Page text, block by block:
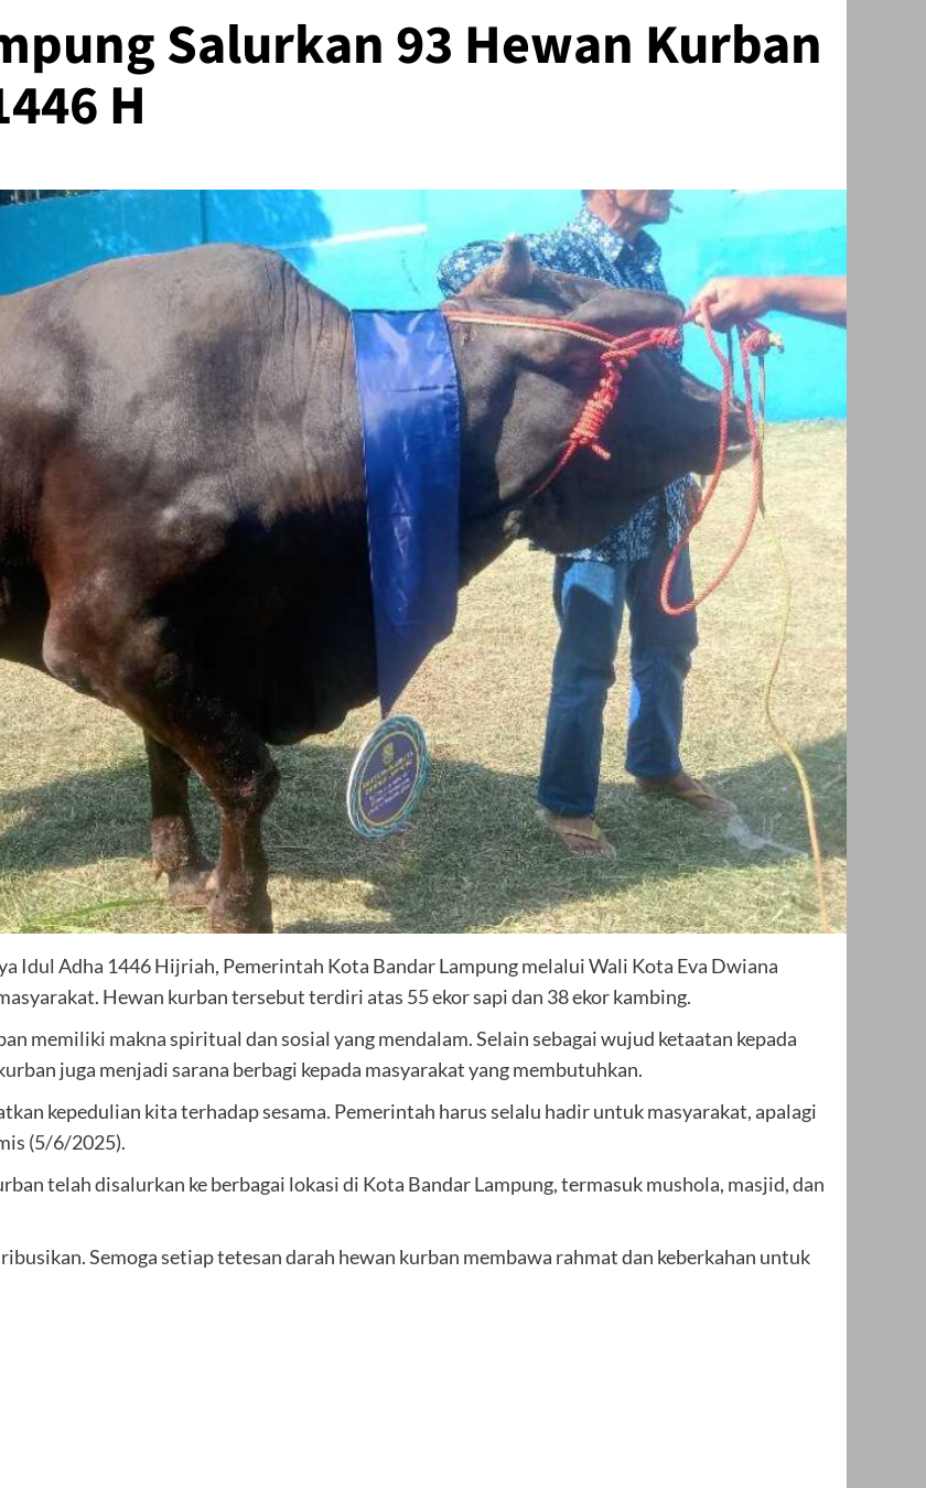
Salurkan 93 Hewan Kurban
H
Idul Adha 1446 Hijriah, Pemerintah Kota Bandar Lampung melalui Wali Kota Eva Dwiana
Hewan kurban tersebut terdiri atas 55 ekor sapi dan 38 ekor kambing.
memiliki makna spiritual dan sosial yang mendalam. Selain sebagai wujud ketaatan kepada
juga menjadi sarana berbagi kepada masyarakat yang membutuhkan.
kepedulian kita terhadap sesama. Pemerintah harus selalu hadir untuk masyarakat, apalagi
(5/6/2025).
telah disalurkan ke berbagai lokasi di Kota Bandar Lampung, termasuk mushola, masjid, dan
Semoga setiap tetesan darah hewan kurban membawa rahmat dan keberkahan untuk